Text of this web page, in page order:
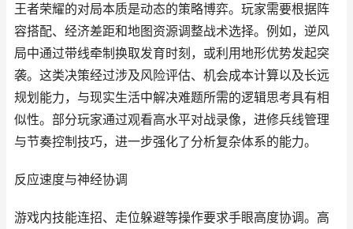
王者荣耀的对局本质是动态的策略博弈。玩家需要根据阵
容搭配、经济差距和地图资源调整战术选择。例如，逆风
局中通过带线牵制换取发育时刻，或利用地形优势发起突
袭。这类决策经过涉及风险评估、机会成本计算以及长远
规划能力，与现实生活中解决难题所需的逻辑思考具有相
似性。部分玩家通过观看高水平对战录像，进修兵线管理
与节奏控制技巧，进一步强化了分析复杂体系的能力。
反应速度与神经协调
游戏内技能连招、走位躲避等操作要求手眼高度协调。高